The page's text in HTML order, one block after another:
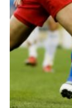
TV
n’était
pas
autorisée
retransmettre
la
finale